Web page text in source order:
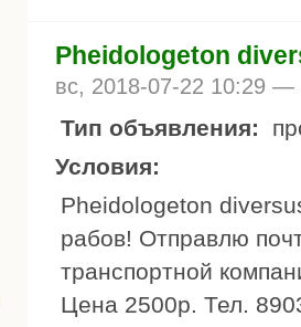
Pheidologeton
вс, 2018-07-22 10:29 —
Тип объявления:
Условия:
Pheidologeton
рабов! Отправлю
транспортной
Цена 2500р. Тел.